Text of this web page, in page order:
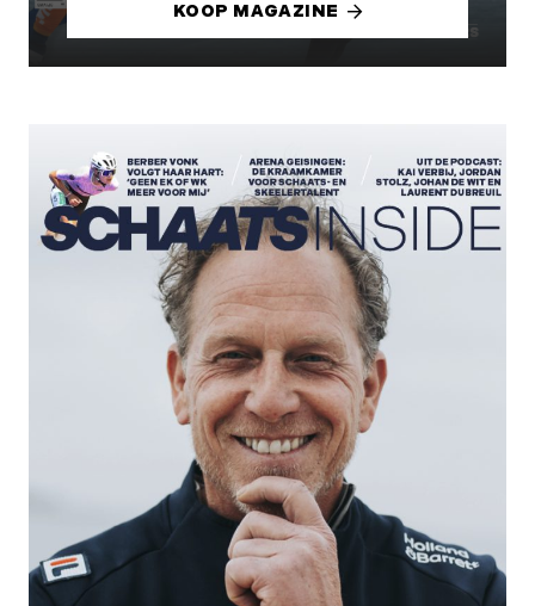
KOOP MAGAZINE